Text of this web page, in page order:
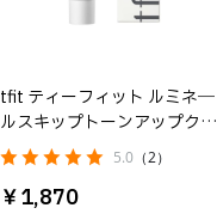
tfit ティーフィット ルミネ―
ルスキップトーンアップクリ
ーム
5.0 （2）
￥1,870